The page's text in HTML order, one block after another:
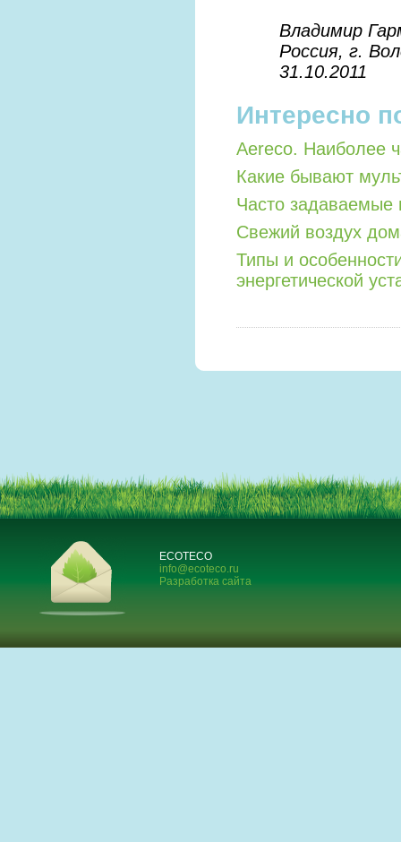
Владимир
Россия, г.
31.10.2011
Интересно
Aereco. Наиболее
Какие бывают
Часто задаваемые
Свежий воздух
Типы и
энергетической
ECOTECO
info@ecoteco.ru
Разработка сайта